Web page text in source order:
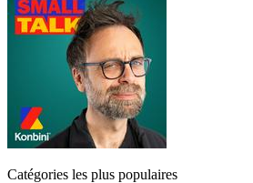
Catégories les plus populaires